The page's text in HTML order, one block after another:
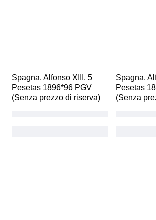
Spagna. Alfonso XIII. 5
Pesetas 1896*96 PGV
(Senza prezzo di riserva)
Spagna.
Pesetas
(Senza